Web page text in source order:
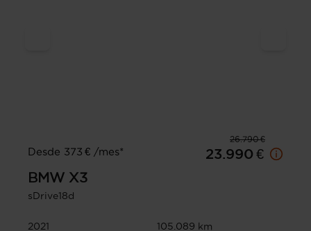
26.790 €
Desde 373 € /mes*
23.990 €
BMW X3
sDrive18d
2021
105.089 km